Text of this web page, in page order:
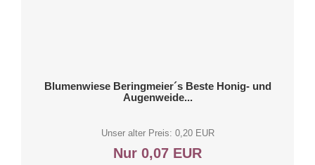
Blumenwiese Beringmeier´s Beste Honig- und
Augenweide...
Unser alter Preis: 0,20 EUR
Nur 0,07 EUR